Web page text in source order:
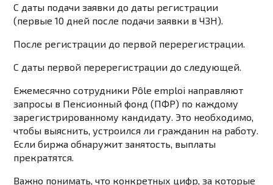
С даты подачи заявки до даты регистрации
(первые 10 дней после подачи заявки в ЧЗН).
После регистрации до первой перерегистрации.
С даты первой перерегистрации до следующей.
Ежемесячно сотрудники Pôle emploi направляют
запросы в Пенсионный фонд (ПФР) по каждому
зарегистрированному кандидату. Это необходимо,
чтобы выяснить, устроился ли гражданин на работу.
Если биржа обнаружит занятость, выплаты
прекратятся.
Важно понимать, что конкретных цифр, за которые